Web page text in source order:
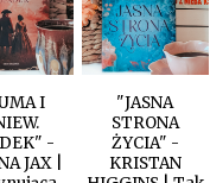
I
-
JAX |
"JASNA
STRONA
ŻYCIA" -
KRISTAN